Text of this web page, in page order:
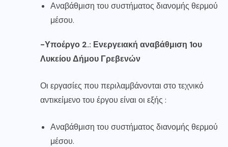
Αναβάθμιση του συστήματος διανομής θερμού
μέσου.
-Υποέργο 2.: Ενεργειακή αναβάθμιση 1ου
Λυκείου Δήμου Γρεβενών
Οι εργασίες που περιλαμβάνονται στο τεχνικό
αντικείμενο του έργου είναι οι εξής :
Αναβάθμιση του συστήματος διανομής θερμού
μέσου.